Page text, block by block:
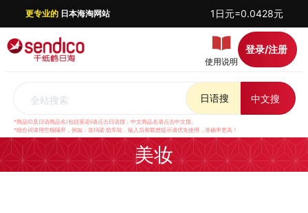
更专业的日本海淘网站 1日元=0.0428元
使用说明
登录/注册
全站搜索 日语搜 中文搜
*商品ID及日语商品名(包括英语)请点击日语搜；中文商品名请点击中文搜。
*组合词请用空格隔开，例如：喜玛诺 纺车轮，输入后有联想提示请优先使用，准确率更高！
美妆